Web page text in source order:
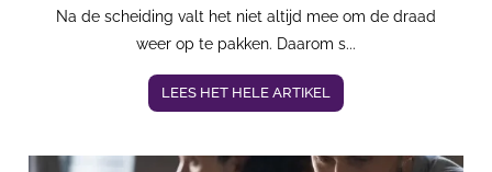
Na de scheiding valt het niet altijd mee om de draad
weer op te pakken. Daarom s...
LEES HET HELE ARTIKEL